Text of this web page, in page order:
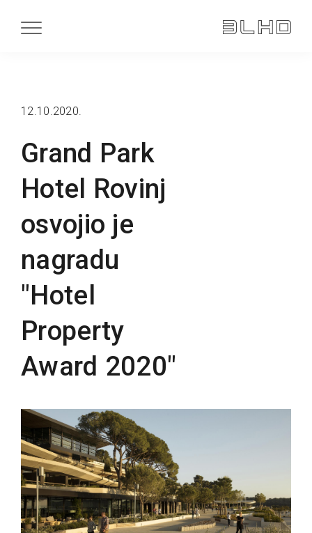
Grand Park
Hotel Rovinj
osvojio je
nagradu
"Hotel
Property
Award 2020"
12.10.2020.